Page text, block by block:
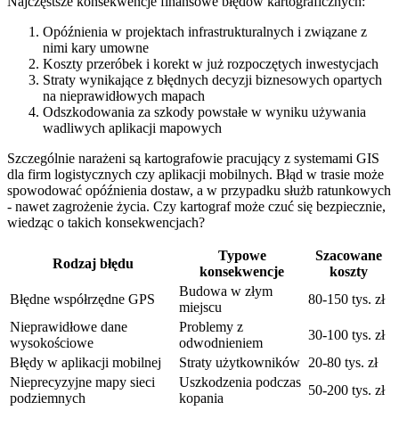
Opóźnienia w projektach infrastrukturalnych i związane z
nimi kary umowne
Koszty przeróbek i korekt w już rozpoczętych inwestycjach
Straty wynikające z błędnych decyzji biznesowych opartych
na nieprawidłowych mapach
Odszkodowania za szkody powstałe w wyniku używania
wadliwych aplikacji mapowych
Szczególnie narażeni są kartografowie pracujący z systemami GIS
dla firm logistycznych czy aplikacji mobilnych. Błąd w trasie może
spowodować opóźnienia dostaw, a w przypadku służb ratunkowych
- nawet zagrożenie życia. Czy kartograf może czuć się bezpiecznie,
wiedząc o takich konsekwencjach?
Rodzaj błędu
Typowe
konsekwencje
Szacowane
koszty
Błędne współrzędne GPS
Budowa w złym
miejscu
80-150 tys. zł
Nieprawidłowe dane
wysokościowe
Problemy z
odwodnieniem
30-100 tys. zł
Błędy w aplikacji mobilnej
Straty użytkowników 20-80 tys. zł
Nieprecyzyjne mapy sieci
podziemnych
Uszkodzenia podczas
kopania
50-200 tys. zł